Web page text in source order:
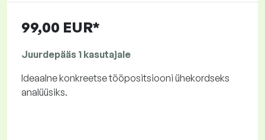
99,00 EUR*
Juurdepääs 1 kasutajale
Ideaalne konkreetse tööpositsiooni ühekordseks
analüüsiks.